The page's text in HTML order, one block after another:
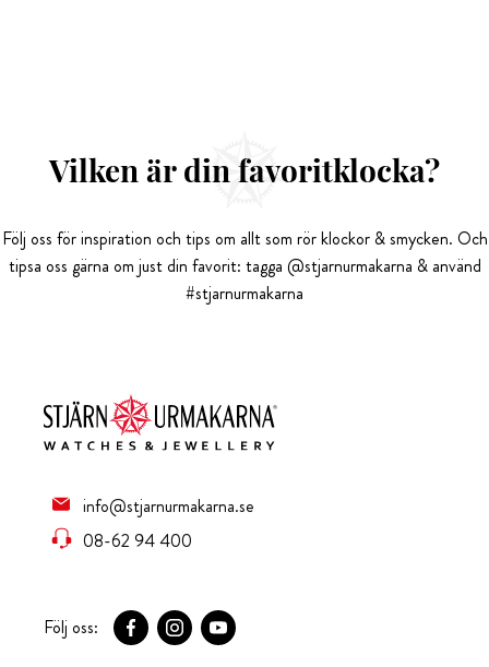
Vilken är din favoritklocka?
Följ oss för inspiration och tips om allt som rör klockor & smycken. Och
tipsa oss gärna om just din favorit: tagga @stjarnurmakarna & använd
#stjarnurmakarna
info@stjarnurmakarna.se
08-62 94 400
Följ oss: